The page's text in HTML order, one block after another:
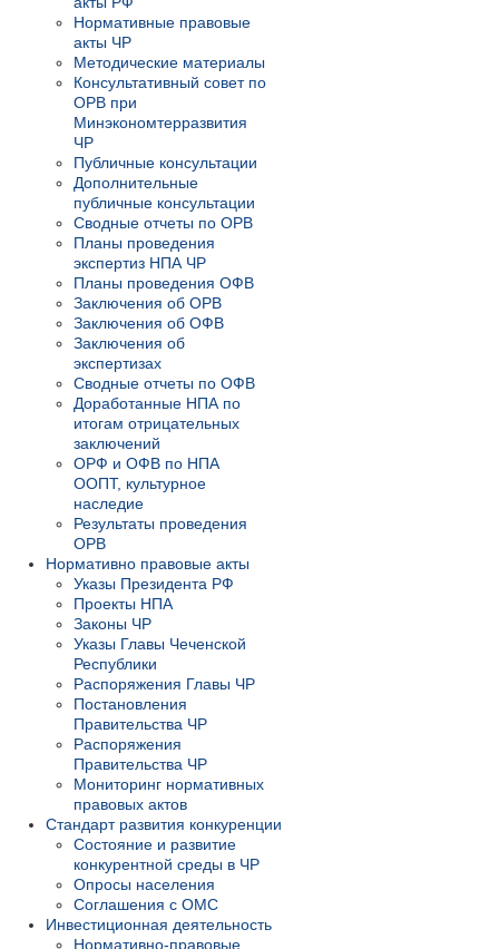
Нормативные правовые
акты ЧР
Методические материалы
Консультативный совет по
ОРВ при
Минэкономтерразвития
ЧР
Публичные консультации
Дополнительные
публичные консультации
Сводные отчеты по ОРВ
Планы проведения
экспертиз НПА ЧР
Планы проведения ОФВ
Заключения об ОРВ
Заключения об ОФВ
Заключения об
экспертизах
Сводные отчеты по ОФВ
Доработанные НПА по
итогам отрицательных
заключений
ОРФ и ОФВ по НПА
ООПТ, культурное
наследие
Результаты проведения
ОРВ
Нормативно правовые акты
Указы Президента РФ
Проекты НПА
Законы ЧР
Указы Главы Чеченской
Республики
Распоряжения Главы ЧР
Постановления
Правительства ЧР
Распоряжения
Правительства ЧР
Мониторинг нормативных
правовых актов
Стандарт развития конкуренции
Состояние и развитие
конкурентной среды в ЧР
Опросы населения
Соглашения с ОМС
Инвестиционная деятельность
Нормативно-правовые